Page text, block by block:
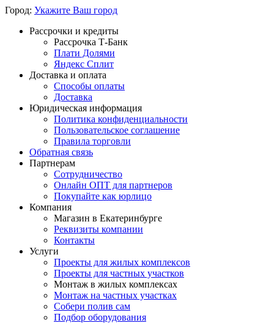
Город: Укажите Ваш город
Рассрочки и кредиты
Рассрочка Т-Банк
Плати Долями
Яндекс Сплит
Доставка и оплата
Способы оплаты
Доставка
Юридическая информация
Политика конфиденциальности
Пользовательское соглашение
Правила торговли
Обратная связь
Партнерам
Сотрудничество
Онлайн ОПТ для партнеров
Покупайте как юрлицо
Компания
Магазин в Екатеринбурге
Реквизиты компании
Контакты
Услуги
Проекты для жилых комплексов
Проекты для частных участков
Монтаж в жилых комплексах
Монтаж на частных участках
Собери полив сам
Подбор оборудования